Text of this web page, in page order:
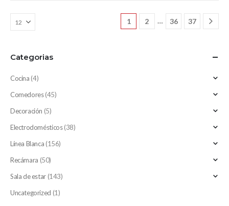
1 2 … 36 37
Categorias
Cocina (4)
Comedores (45)
Decoración (5)
Electrodomésticos (38)
Línea Blanca (156)
Recámara (50)
Sala de estar (143)
Uncategorized (1)